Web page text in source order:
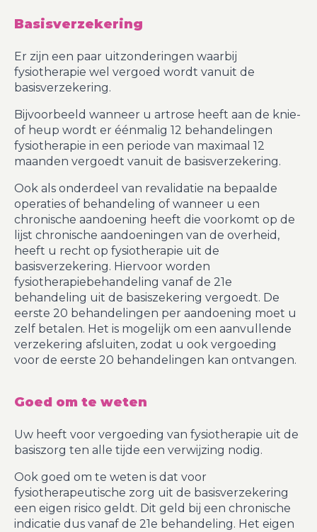
Basisverzekering
Er zijn een paar uitzonderingen waarbij
fysiotherapie wel vergoed wordt vanuit de
basisverzekering.
Bijvoorbeeld wanneer u artrose heeft aan de knie-
of heup wordt er éénmalig 12 behandelingen
fysiotherapie in een periode van maximaal 12
maanden vergoedt vanuit de basisverzekering.
Ook als onderdeel van revalidatie na bepaalde
operaties of behandeling of wanneer u een
chronische aandoening heeft die voorkomt op de
lijst chronische aandoeningen van de overheid,
heeft u recht op fysiotherapie uit de
basisverzekering. Hiervoor worden
fysiotherapiebehandeling vanaf de 21e
behandeling uit de basiszekering vergoedt. De
eerste 20 behandelingen per aandoening moet u
zelf betalen. Het is mogelijk om een aanvullende
verzekering afsluiten, zodat u ook vergoeding
voor de eerste 20 behandelingen kan ontvangen.
Goed om te weten
Uw heeft voor vergoeding van fysiotherapie uit de
basiszorg ten alle tijde een verwijzing nodig.
Ook goed om te weten is dat voor
fysiotherapeutische zorg uit de basisverzekering
een eigen risico geldt. Dit geld bij een chronische
indicatie dus vanaf de 21e behandeling. Het eigen